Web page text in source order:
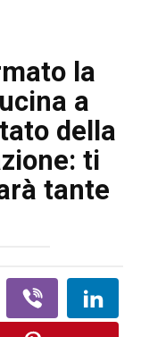
la
a
della
ti
tante